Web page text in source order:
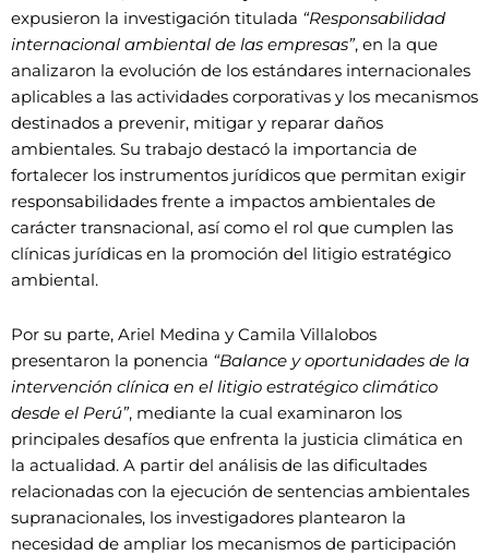
expusieron la investigación titulada “Responsabilidad
internacional ambiental de las empresas”, en la que
analizaron la evolución de los estándares internacionales
aplicables a las actividades corporativas y los mecanismos
destinados a prevenir, mitigar y reparar daños
ambientales. Su trabajo destacó la importancia de
fortalecer los instrumentos jurídicos que permitan exigir
responsabilidades frente a impactos ambientales de
carácter transnacional, así como el rol que cumplen las
clínicas jurídicas en la promoción del litigio estratégico
ambiental.
Por su parte, Ariel Medina y Camila Villalobos
presentaron la ponencia “Balance y oportunidades de la
intervención clínica en el litigio estratégico climático
desde el Perú”, mediante la cual examinaron los
principales desafíos que enfrenta la justicia climática en
la actualidad. A partir del análisis de las dificultades
relacionadas con la ejecución de sentencias ambientales
supranacionales, los investigadores plantearon la
necesidad de ampliar los mecanismos de participación